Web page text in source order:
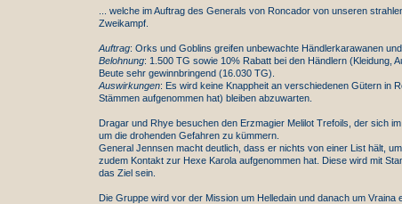
... welche im Auftrag des Generals von Roncador von unseren
Zweikampf.
Auftrag: Orks und Goblins greifen unbewachte Händlerkarawanen
Belohnung: 1.500 TG sowie 10% Rabatt bei den Händlern (Kleidung,
Beute sehr gewinnbringend (16.030 TG).
Auswirkungen: Es wird keine Knappheit an verschiedenen Gütern in
Stämmen aufgenommen hat) bleiben abzuwarten.
Dragar und Rhye besuchen den Erzmagier Melilot Trefoils, der sich
um die drohenden Gefahren zu kümmern.
General Jennsen macht deutlich, dass er nichts von einer List hält,
zudem Kontakt zur Hexe Karola aufgenommen hat. Diese wird mit
das Ziel sein.
Die Gruppe wird vor der Mission um Helledain und danach um Vraina